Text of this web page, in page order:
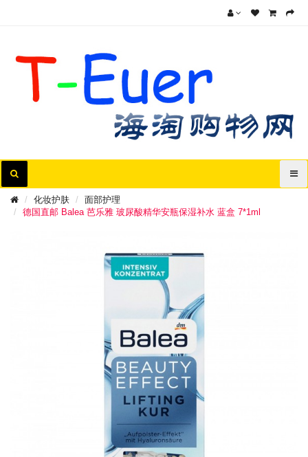
化妆护肤
面部护理
德国直邮 Balea 芭乐雅 玻尿酸精华安瓶保湿补水 蓝盒 7*1ml